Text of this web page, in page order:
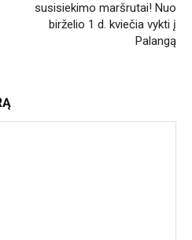
susisiekimo maršrutai! Nuo
birželio 1 d. kviečia vykti į
Palangą